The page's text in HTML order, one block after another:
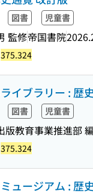
図書 児童書
監修帝国書院
375.324
イブラリー : 歴
図書 児童書
版教育事業推進部
375.324
ュージアム : 歴